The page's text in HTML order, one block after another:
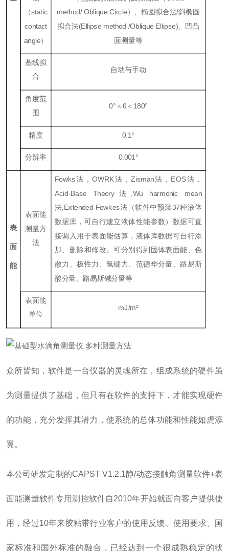
（static
contact
angle）
method/ Oblique Circle）、椭圆拟合法/斜椭圆
拟合法(Ellipse method /Oblique Ellipse) 、凹凸
面测量等
基线拟
合
自动与手动
角度范
围
0°＜θ＜ 180°
精度 0.1°
分辨率 0.001 °
表
面
能
表面能
测量方
法
Fowks法，OWRK法，Zisman法， EOS法，
Acid-Base Theory 法 ,Wu harmonic mean
法 ,Extended Fowkes法（软件中预装37种液体
数据库，可自行建立液体性能参数）数据可直
接调入用于表面能估算，液体库数据可自行添
加、删除和修改。可分别得到固体表面能、色
散力、极性力、氢键力、范德华分量、路易斯
酸分量、路易斯碱分量等
表面能
单位
mJ/m²
众所皆知，软件是一台仪器的灵魂所在，组成系统的硬件虽
为测量提供了基础，但只有在软件的支持下，才能实现硬件
的功能，充分发挥其潜力，使系统的总体功能和性能如虎添
翼。
本公司研发定制的CAPST V1.2.1静/动态接触角测量软件+表
面能测量软件专用测控软件自2010年开始就面向客户提供使
用，经过10年来胶粘带行业客户的使用反馈、使用要求、国
家标准和国外标准的融合，已经达到一个很成熟稳定的状